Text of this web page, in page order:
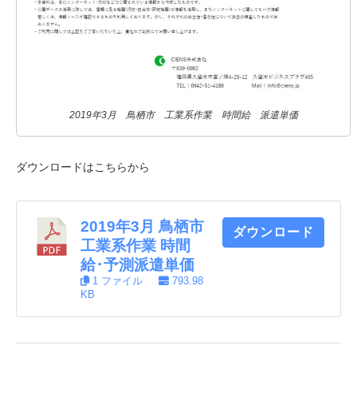
2019年3月 鳥栖市 工業系作業 時間給 派遣単価
ダウンロードはこちらから
2019年3月 鳥栖市
工業系作業 時間
給･予測派遣単価
1 ファイル
793.98
KB
ダウンロード